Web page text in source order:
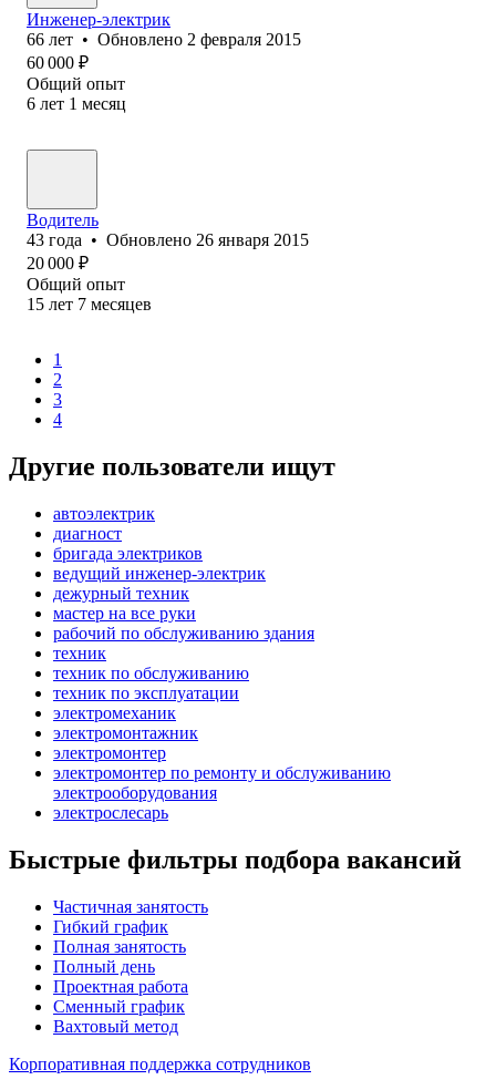
Инженер-электрик
66 лет • Обновлено 2 февраля 2015
60 000 ₽
Общий опыт
6 лет 1 месяц
Водитель
43 года • Обновлено 26 января 2015
20 000 ₽
Общий опыт
15 лет 7 месяцев
1
2
3
4
Другие пользователи ищут
автоэлектрик
диагност
бригада электриков
ведущий инженер-электрик
дежурный техник
мастер на все руки
рабочий по обслуживанию здания
техник
техник по обслуживанию
техник по эксплуатации
электромеханик
электромонтажник
электромонтер
электромонтер по ремонту и обслуживанию
электрооборудования
электрослесарь
Быстрые фильтры подбора вакансий
Частичная занятость
Гибкий график
Полная занятость
Полный день
Проектная работа
Сменный график
Вахтовый метод
Корпоративная поддержка сотрудников